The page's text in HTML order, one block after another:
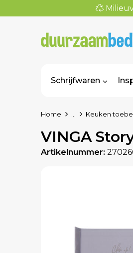
Schrijfwaren
Home Keuken
VINGA
Artikelnummer: